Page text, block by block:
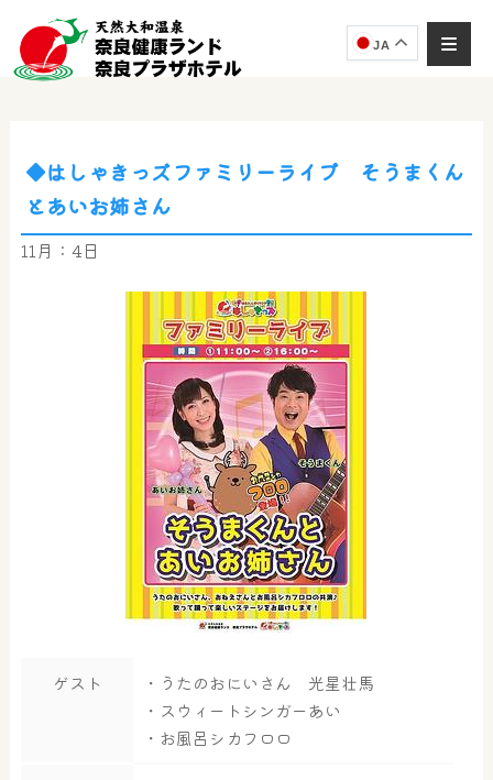
JA
◆はしゃきっズファミリーライブ そうまくん
とあいお姉さん
11月：4日
ゲスト
・うたのおにいさん 光星壮馬
・スウィートシンガーあい
・お風呂シカフロロ
AIコンシェルジュ
ご質問をお伺いします。